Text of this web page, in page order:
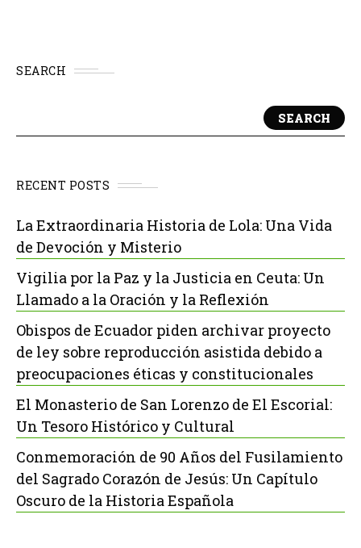
SEARCH
SEARCH
RECENT POSTS
La Extraordinaria Historia de Lola: Una Vida
de Devoción y Misterio
Vigilia por la Paz y la Justicia en Ceuta: Un
Llamado a la Oración y la Reflexión
Obispos de Ecuador piden archivar proyecto
de ley sobre reproducción asistida debido a
preocupaciones éticas y constitucionales
El Monasterio de San Lorenzo de El Escorial:
Un Tesoro Histórico y Cultural
Conmemoración de 90 Años del Fusilamiento
del Sagrado Corazón de Jesús: Un Capítulo
Oscuro de la Historia Española